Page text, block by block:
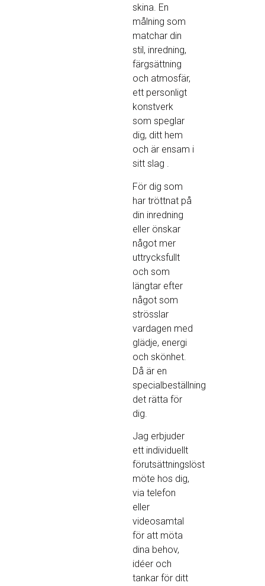
skina. En
målning som
matchar din
stil, inredning,
färgsättning
och atmosfär,
ett personligt
konstverk
som speglar
dig, ditt hem
och är ensam i
sitt slag .
För dig som
har tröttnat på
din inredning
eller önskar
något mer
uttrycksfullt
och som
längtar efter
något som
strösslar
vardagen med
glädje, energi
och skönhet.
Då är en
specialbeställning
det rätta för
dig.
Jag erbjuder
ett individuellt
förutsättningslöst
möte hos dig,
via telefon
eller
videosamtal
för att möta
dina behov,
idéer och
tankar för ditt